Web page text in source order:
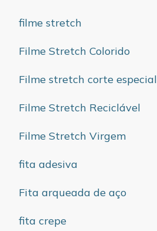
filme stretch
Filme Stretch Colorido
Filme stretch corte especial
Filme Stretch Reciclável
Filme Stretch Virgem
fita adesiva
Fita arqueada de aço
fita crepe